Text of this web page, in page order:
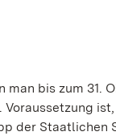
man bis zum 31.
der